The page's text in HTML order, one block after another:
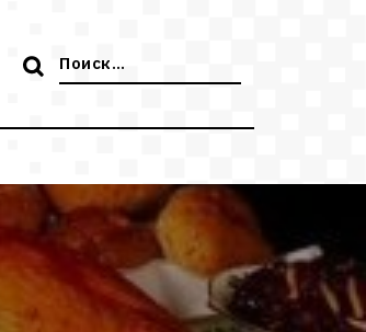
Поиск: